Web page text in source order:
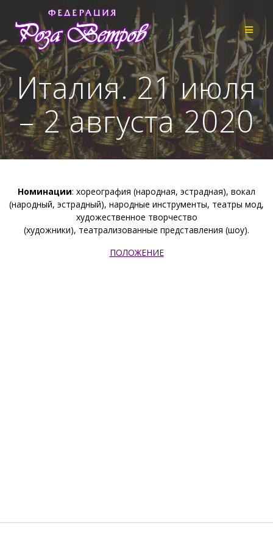
Skip
to
content
Италия. 21 июля
– 2 августа 2020
Номинации: хореография (народная, эстрадная), вокал
(народный, эстрадный), народные инструменты, театры мод,
художественное творчество
(художники), театрализованные представления (шоу).
ПОЛОЖЕНИЕ